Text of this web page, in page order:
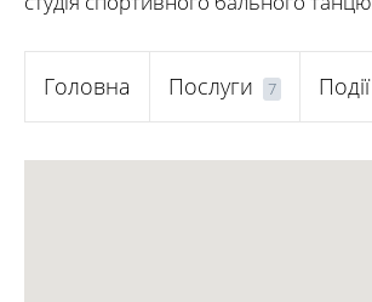
Головна Послуги 7 Події